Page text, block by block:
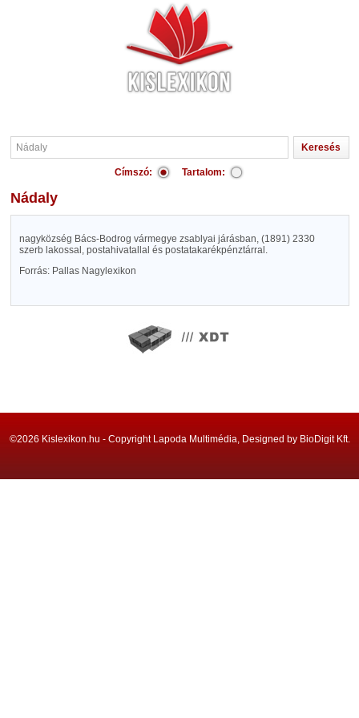
Címszó: Tartalom:
Nádaly
nagyközség Bács-Bodrog vármegye zsablyai járásban, (1891) 2330
szerb lakossal, postahivatallal és postatakarékpénztárral.
Forrás: Pallas Nagylexikon
©2026 Kislexikon.hu - Copyright Lapoda Multimédia, Designed by BioDigit Kft.